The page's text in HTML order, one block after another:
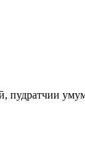
пудратчии